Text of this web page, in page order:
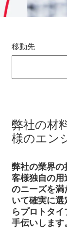
移動先
弊社の材
様のエン
弊社の業界
客様独自の
のニーズを
いて確実に
らプロトタ
手伝いします。